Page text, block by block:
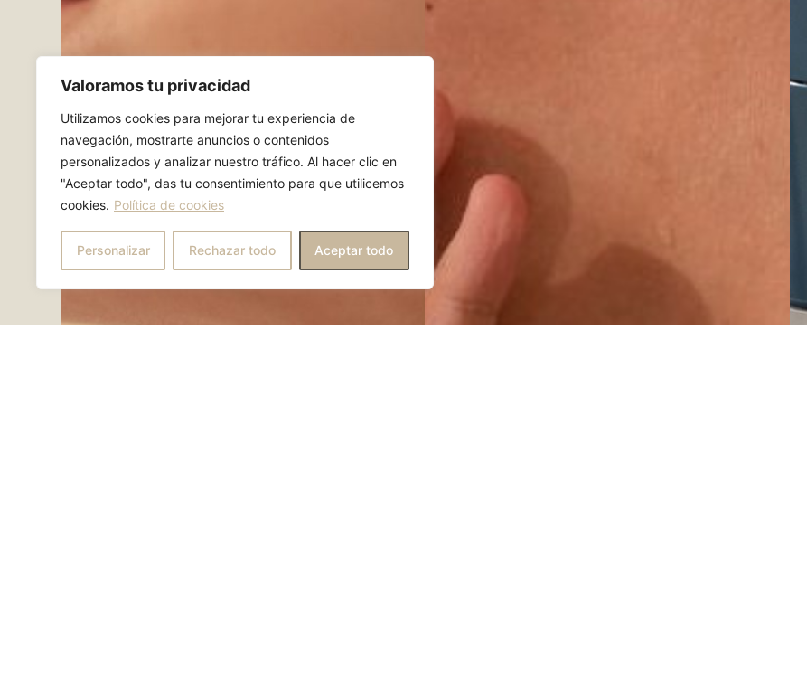
Valoramos tu privacidad
Utilizamos cookies para mejorar tu experiencia de
navegación, mostrarte anuncios o contenidos
personalizados y analizar nuestro tráfico. Al hacer clic en
"Aceptar todo", das tu consentimiento para que utilicemos
cookies. Política de cookies
Personalizar Rechazar todo Aceptar todo